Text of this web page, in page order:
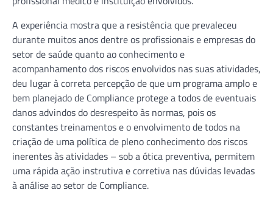
A experiência mostra que a resistência que prevaleceu
durante muitos anos dentre os profissionais e empresas do
setor de saúde quanto ao conhecimento e
acompanhamento dos riscos envolvidos nas suas atividades,
deu lugar à correta percepção de que um programa amplo e
bem planejado de Compliance protege a todos de eventuais
danos advindos do desrespeito às normas, pois os
constantes treinamentos e o envolvimento de todos na
criação de uma política de pleno conhecimento dos riscos
inerentes às atividades – sob a ótica preventiva, permitem
uma rápida ação instrutiva e corretiva nas dúvidas levadas
à análise ao setor de Compliance.